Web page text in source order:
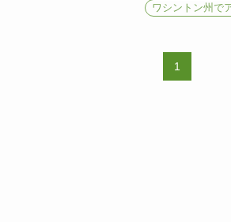
ワシントン州で
1